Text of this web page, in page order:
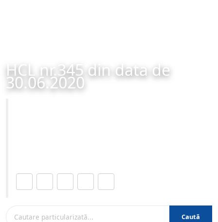
HCL nr.345 din data de
30.06.2020
Caută